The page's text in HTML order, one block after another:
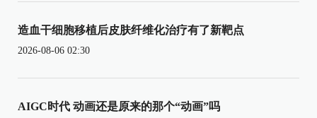
造血干细胞移植后皮肤纤维化治疗有了新靶点
2026-08-06 02:30
AIGC时代 动画还是原来的那个“动画”吗